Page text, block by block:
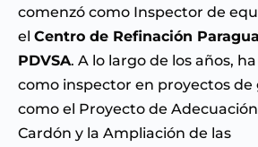
comenzó como Inspector de
el Centro de Refinación
PDVSA. A lo largo de los años,
como inspector en proyectos de
como el Proyecto de
Cardón y la Ampliación de las